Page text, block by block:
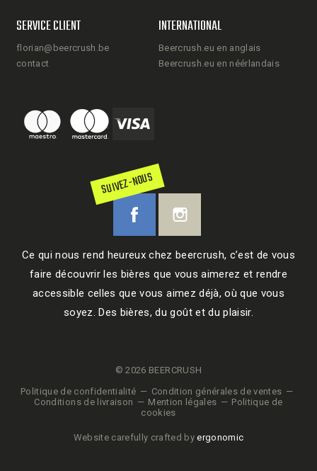
SERVICE CLIENT
florian@beercrush.be
contact
INTERNATIONAL
Beercrush.eu en anglais
Beercrush.eu en néérlandais
SUIVEZ-NOUS
Ce qui nous rend heureux chez beercrush, c’est de vous
faire découvrir les bières que vous aimerez et rendre
accessible celles que vous aimez déjà, où que vous
soyez. Des bières, du goût et du plaisir.
© 2026 BEERCRUSH
Politique de confidentialité
Condition générales de ventes
Conditions de livraison
Mention légales
Politique de
cookies
Website carefully crafted byergonomic